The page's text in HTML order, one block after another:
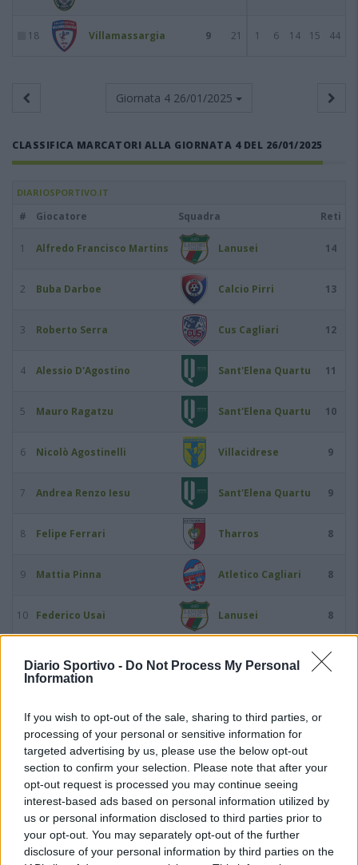
Diario Sportivo - Do Not Process My Personal
Information
If you wish to opt-out of the sale, sharing to third parties, or
processing of your personal or sensitive information for
targeted advertising by us, please use the below opt-out
section to confirm your selection. Please note that after your
opt-out request is processed you may continue seeing
interest-based ads based on personal information utilized by
us or personal information disclosed to third parties prior to
your opt-out. You may separately opt-out of the further
disclosure of your personal information by third parties on the
18 Villamassargia 9 21 1 6 14 15 44
Giornata 4 26/01/2025
CLASSIFICA MARCATORI ALLA GIORNATA 4 DEL 26/01/2025
DIARIOSPORTIVO.IT
# Giocatore Squadra Reti
1 Alfredo Francisco Martins Lanusei 14
2 Buba Darboe Calcio Pirri 13
3 Roberto Serra Cus Cagliari 12
4 Alessio D'Agostino Sant'Elena Quartu 11
5 Mauro Ragatzu Sant'Elena Quartu 10
6 Nicolò Agostinelli Villacidrese 9
7 Andrea Renzo Iesu Sant'Elena Quartu 9
8 Felipe Ferrari Tharros 8
9 Mattia Pinna Atletico Cagliari 8
10 Federico Usai Lanusei 8
8
13 Rodrigo Ezequiel Ramos Terralba Calcio
Matteo Cardia Cus Cagliari
15 Agustin Cecconato Tharros
16 Federico Fernando Ferrari Tharros 6